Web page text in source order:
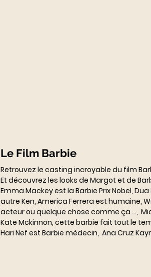
Le Film Barbie
Retrouvez le casting incroyable du film
Et découvrez les looks de Margot et de
Emma Mackey est la Barbie Prix Nobel,
autre Ken, America Ferrera est humaine,
acteur ou quelque chose comme ça ...,
Kate Mckinnon, cette barbie fait tout le
Hari Nef est Barbie médecin,  Ana Cruz